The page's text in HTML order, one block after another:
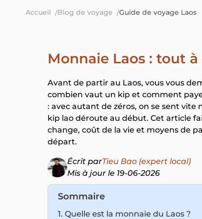
Accueil Blog de voyage Guide de voyage Laos
Monnaie Laos : tout
Avant de partir au Laos, vous vous
combien vaut un kip et comment
: avec autant de zéros, on se sent
kip lao déroute au début. Cet article
change, coût de la vie et moyens de
départ.
Écrit parTieu Bao (expert local)
Mis à jour le 19-06-2026
Sommaire
1. Quelle est la monnaie du Laos ?